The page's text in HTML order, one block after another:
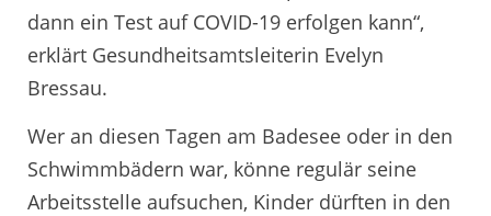
dann ein Test auf COVID-19 erfolgen kann“,
erklärt Gesundheitsamtsleiterin Evelyn
Bressau.
Wer an diesen Tagen am Badesee oder in den
Schwimmbädern war, könne regulär seine
Arbeitsstelle aufsuchen, Kinder dürften in den